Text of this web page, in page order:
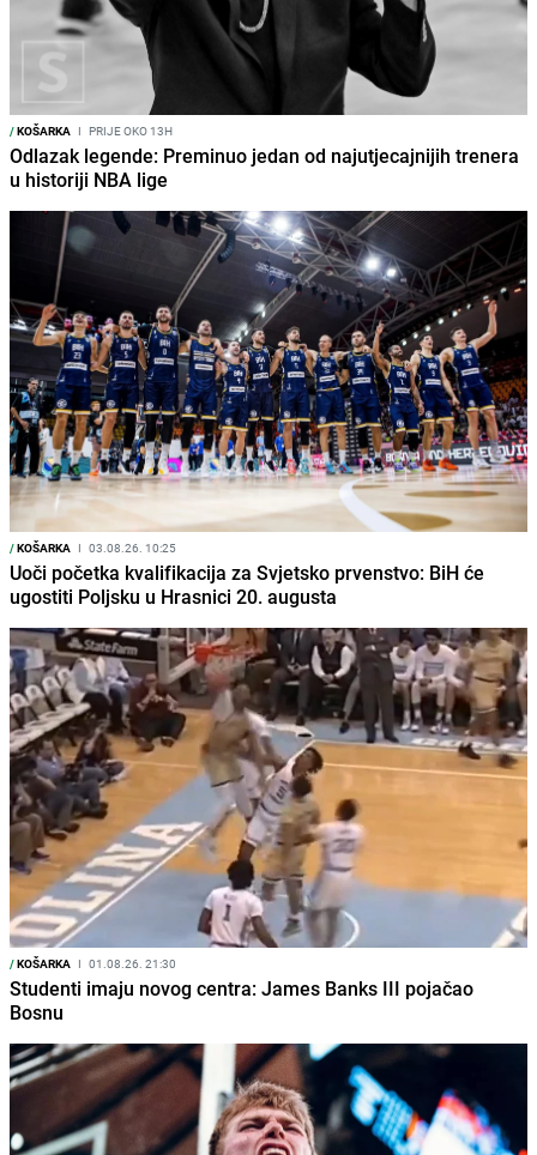
/KOŠARKA I PRIJE OKO 13H
Odlazak legende: Preminuo jedan od najutjecajnijih trenera
u historiji NBA lige
/KOŠARKA I 03.08.26. 10:25
Uoči početka kvalifikacija za Svjetsko prvenstvo: BiH će
ugostiti Poljsku u Hrasnici 20. augusta
/KOŠARKA I 01.08.26. 21:30
Studenti imaju novog centra: James Banks III pojačao
Bosnu